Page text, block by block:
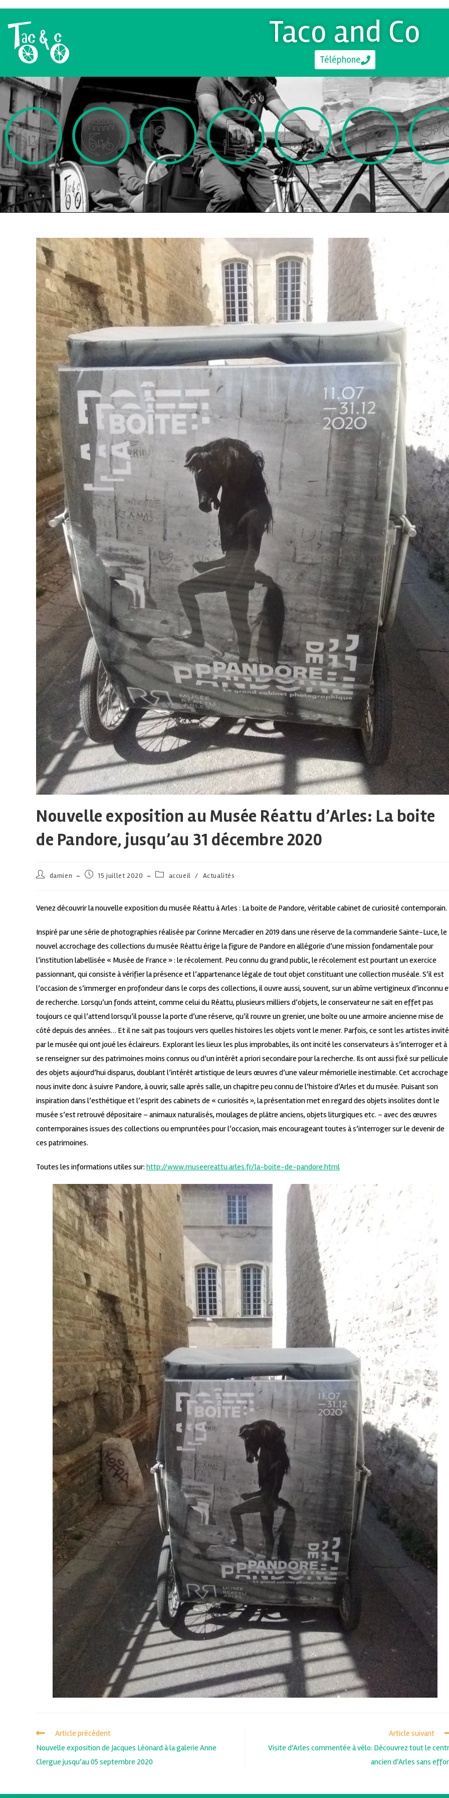
Taco and Co
Téléphone
Nouvelle exposition au Musée Réattu d’Arles: La boite
de Pandore, jusqu’au 31 décembre 2020
damien 15 juillet 2020 accueil / Actualités
Venez découvrir la nouvelle exposition du musée Réattu à Arles : La boite de Pandore, véritable cabinet de curiosité contemporain.
Inspiré par une série de photographies réalisée par Corinne Mercadier en 2019 dans une réserve de la commanderie Sainte-Luce, le
nouvel accrochage des collections du musée Réattu érige la figure de Pandore en allégorie d’une mission fondamentale pour
l’institution labellisée « Musée de France » : le récolement. Peu connu du grand public, le récolement est pourtant un exercice
passionnant, qui consiste à vérifier la présence et l’appartenance légale de tout objet constituant une collection muséale. S’il est
l’occasion de s’immerger en profondeur dans le corps des collections, il ouvre aussi, souvent, sur un abîme vertigineux d’inconnu
de recherche. Lorsqu’un fonds atteint, comme celui du Réattu, plusieurs milliers d’objets, le conservateur ne sait en effet pas
toujours ce qui l’attend lorsqu’il pousse la porte d’une réserve, qu’il rouvre un grenier, une boîte ou une armoire ancienne mise de
côté depuis des années… Et il ne sait pas toujours vers quelles histoires les objets vont le mener. Parfois, ce sont les artistes
par le musée qui ont joué les éclaireurs. Explorant les lieux les plus improbables, ils ont incité les conservateurs à s’interroger et à
se renseigner sur des patrimoines moins connus ou d’un intérêt a priori secondaire pour la recherche. Ils ont aussi fixé sur pellicule
des objets aujourd’hui disparus, doublant l’intérêt artistique de leurs œuvres d’une valeur mémorielle inestimable. Cet accrochage
nous invite donc à suivre Pandore, à ouvrir, salle après salle, un chapitre peu connu de l’histoire d’Arles et du musée. Puisant son
inspiration dans l’esthétique et l’esprit des cabinets de « curiosités », la présentation met en regard des objets insolites dont le
musée s’est retrouvé dépositaire – animaux naturalisés, moulages de plâtre anciens, objets liturgiques etc. – avec des œuvres
contemporaines issues des collections ou empruntées pour l’occasion, mais encourageant toutes à s’interroger sur le devenir de
ces patrimoines.
Toutes les informations utiles sur: http://www.museereattu.arles.fr/la-boite-de-pandore.html
Article précédent
Nouvelle exposition de Jacques Léonard à la galerie Anne
Clergue jusqu’au 05 septembre 2020
Article suivant
Visite d’Arles commentée à vélo: Découvrez tout le
ancien d’Arles sans